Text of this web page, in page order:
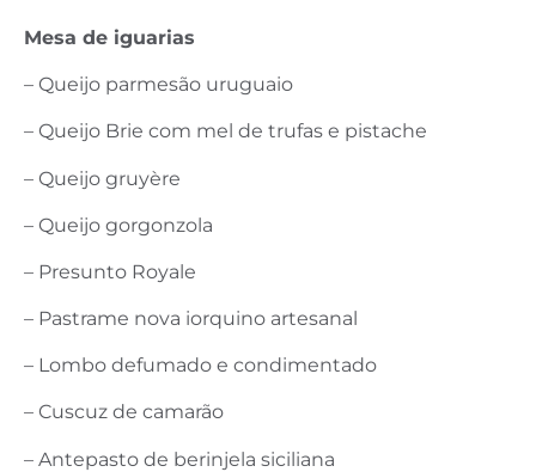
Mesa de iguarias
– Queijo parmesão uruguaio
– Queijo Brie com mel de trufas e pistache
– Queijo gruyère
– Queijo gorgonzola
– Presunto Royale
– Pastrame nova iorquino artesanal
– Lombo defumado e condimentado
– Cuscuz de camarão
– Antepasto de berinjela siciliana